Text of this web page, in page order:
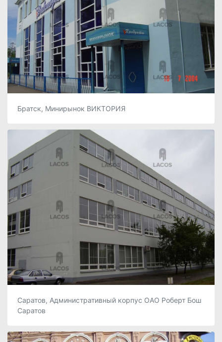
Братск, Минирынок ВИКТОРИЯ
Саратов, Административный корпус ОАО Роберт Бош
Саратов